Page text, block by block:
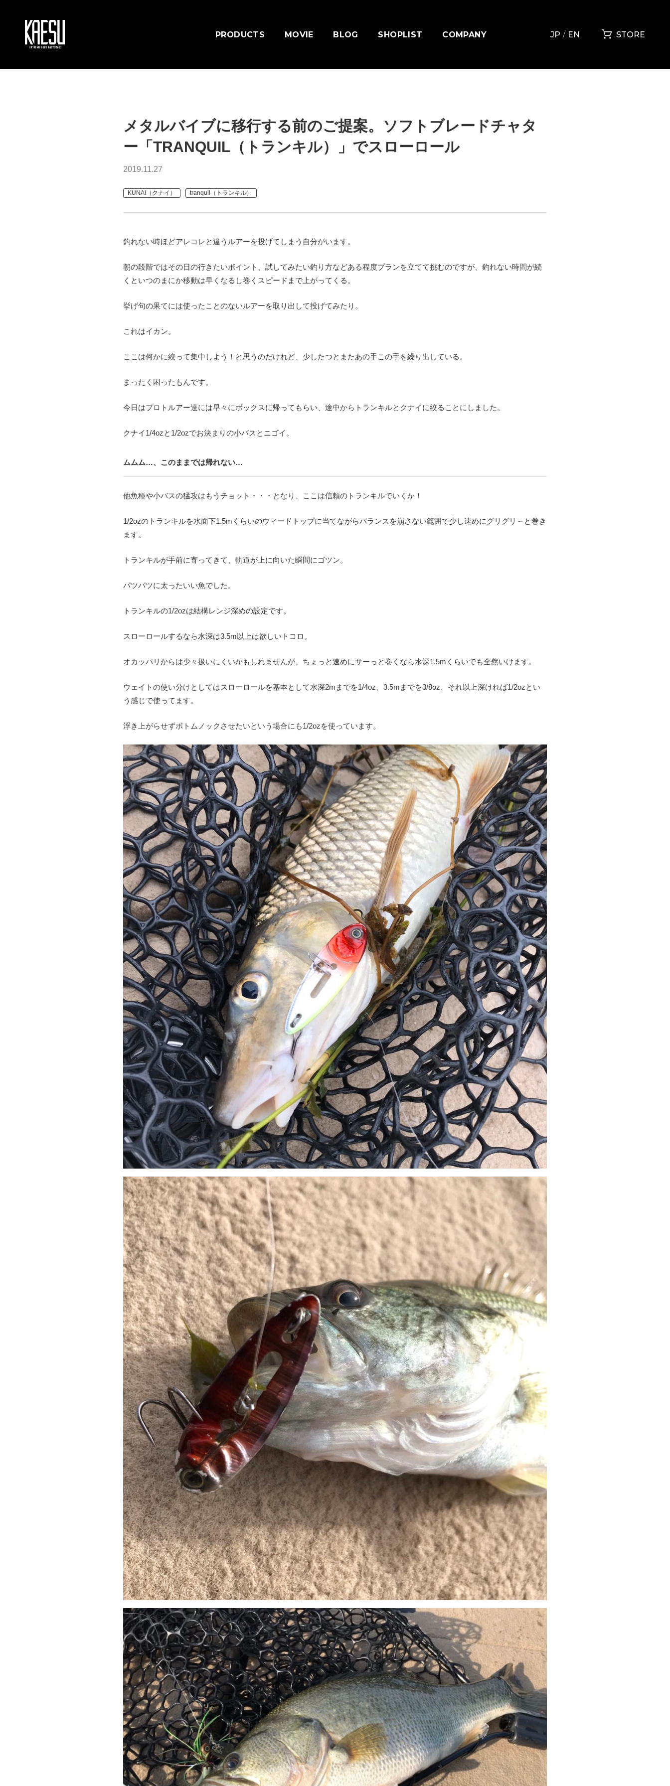
PRODUCTS MOVIE BLOG SHOPLIST COMPANY EN
JP STORE
メタルバイブに移行する前のご提案。ソフトブレードチャタ
ー「TRANQUIL（トランキル）」でスローロール
2019.11.27
KUNAI（クナイ） tranquil（トランキル）
釣れない時ほどアレコレと違うルアーを投げてしまう自分がいます。
朝の段階ではその日の行きたいポイント、試してみたい釣り方などある程度プランを立てて挑むのですが、釣れない時間が続
くといつのまにか移動は早くなるし巻くスピードまで上がってくる。
挙げ句の果てには使ったことのないルアーを取り出して投げてみたり。
これはイカン。
ここは何かに絞って集中しよう！と思うのだけれど、少したつとまたあの手この手を繰り出している。
まったく困ったもんです。
今日はプロトルアー達には早々にボックスに帰ってもらい、途中からトランキルとクナイに絞ることにしました。
クナイ1/4ozと 1/2ozでお決まりの小バスとニゴイ。
ムムム…、 このままでは帰れない…
他魚種や小バスの猛攻はもうチョット・・・となり、ここは信頼のトランキルでいくか！
1/2ozのトランキルを水面下1.5m くらいのウィードトップに当てながらバランスを崩さない範囲で少し速めにグリグリ ～と巻き
ます。
トランキルが手前に寄ってきて、軌道が上に向いた瞬間にゴツン。
パツパツに太ったいい魚でした。
トランキルの1/2ozは結構レンジ深めの設定です。
スローロールするなら水深は3.5m以上は欲しいトコロ。
オカッパリからは少々扱いにくいかもしれませんが、ちょっと速めにサーっと巻くなら水深1.5m くらいでも全然いけます。
ウェイトの使い分けとしてはスローロールを基本として水深2m までを1/4oz 3.5m までを3/8oz 、それ以上深ければ1/2ozとい
う感じで使ってます。
浮き上がらせずボトムノックさせたいという場合にも1/2ozを使っています。